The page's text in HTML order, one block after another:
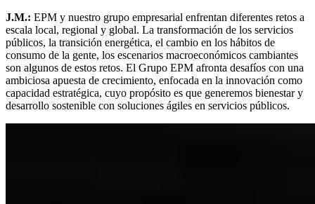
J.M.: EPM y nuestro grupo empresarial enfrentan diferentes retos a
escala local, regional y global. La transformación de los servicios
públicos, la transición energética, el cambio en los hábitos de
consumo de la gente, los escenarios macroeconómicos cambiantes
son algunos de estos retos. El Grupo EPM afronta desafíos con una
ambiciosa apuesta de crecimiento, enfocada en la innovación como
capacidad estratégica, cuyo propósito es que generemos bienestar y
desarrollo sostenible con soluciones ágiles en servicios públicos.